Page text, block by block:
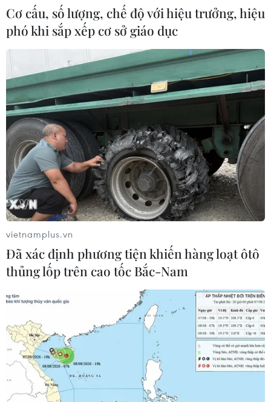
Sản lượng dầu thô của Nga giảm xuống
còn hơn 11 triệu thùng mỗi ngày
13/04/2020 12:13
Sản lượng dầu trung bình của Nga đã giảm xuống còn
11,24 triệu thùng/ngày trong thời gian từ ngày 1-12/4, so
với mức trung bình 11,29 triệu thùng/ngày trong tháng
3/2020.
Cơ cấu, số lượng, chế độ với hiệu trưởng, hiệu
phó khi sắp xếp cơ sở giáo dục
vietnamplus.vn
Đã xác định phương tiện khiến hàng loạt ôtô
thủng lốp trên cao tốc Bắc-Nam